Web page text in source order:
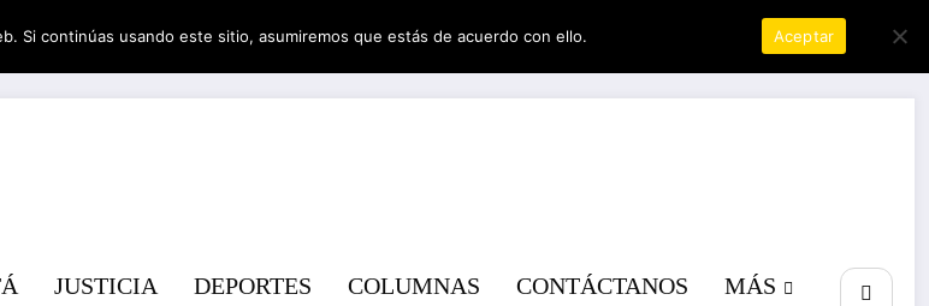
JUSTICIA DEPORTES COLUMNAS CONTÁCTANOS MÁS
Si continúas usando este sitio, asumiremos que estás de acuerdo con ello. Aceptar